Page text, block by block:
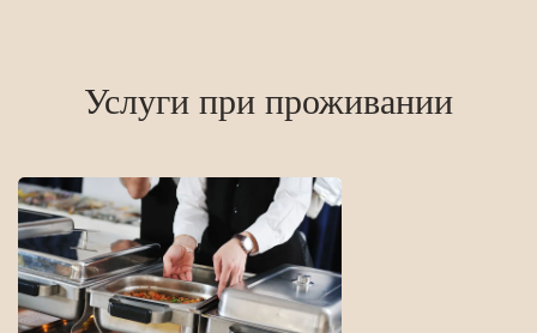
Услуги при проживании